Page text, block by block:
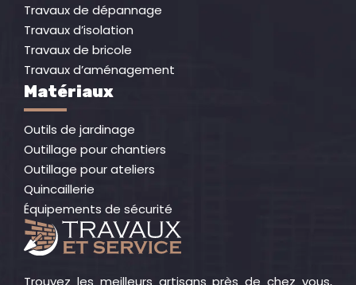
Travaux de dépannage
Travaux d’isolation
Travaux de bricole
Travaux d’aménagement
Matériaux
Outils de jardinage
Outillage pour chantiers
Outillage pour ateliers
Quincaillerie
Équipements de sécurité
Trouvez les meilleurs artisans près de chez vous,